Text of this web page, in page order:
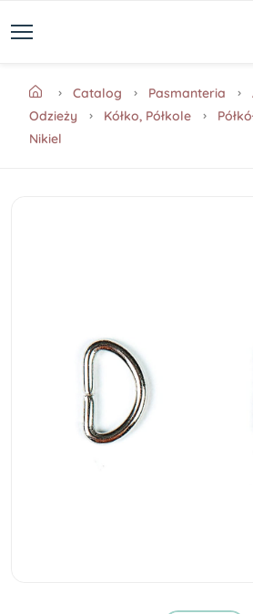
Catalog Pasmanteria
Odzieży
Kółko, Półkole
Nikiel